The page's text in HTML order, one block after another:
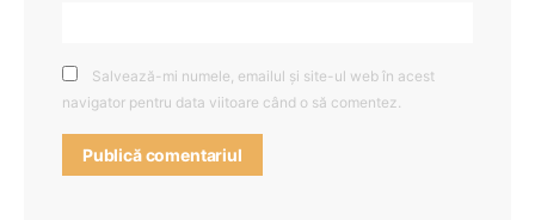
Salvează-mi numele, emailul și site-ul web în acest
navigator pentru data viitoare când o să comentez.